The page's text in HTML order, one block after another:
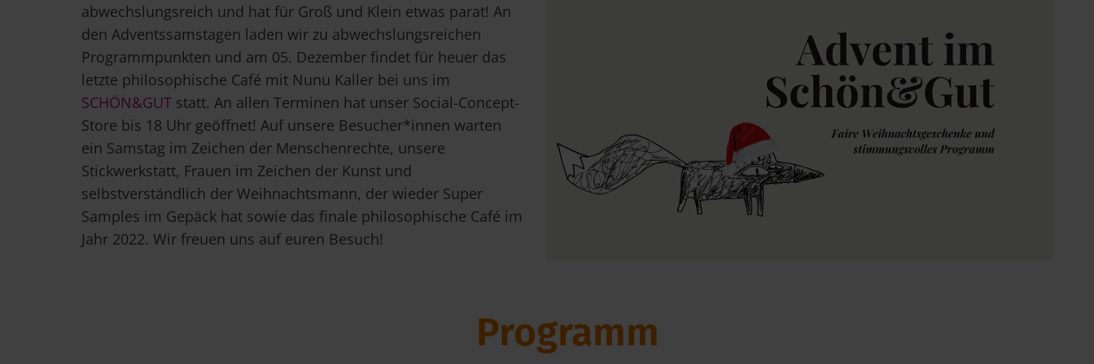
abwechslungsreich und hat für Groß und Klein etwas parat! An
den Adventssamstagen laden wir zu abwechslungsreichen
Programmpunkten und am 05. Dezember findet für heuer das
letzte philosophische Café mit Nunu Kaller bei uns im
SCHÖN&GUT statt. An allen Terminen hat unser Social-Concept-
Store bis 18 Uhr geöffnet! Auf unsere Besucher*innen warten
ein Samstag im Zeichen der Menschenrechte, unsere
Stickwerkstatt, Frauen im Zeichen der Kunst und
selbstverständlich der Weihnachtsmann, der wieder Super
Samples im Gepäck hat sowie das finale philosophische Café im
Jahr 2022. Wir freuen uns auf euren Besuch!
Programm